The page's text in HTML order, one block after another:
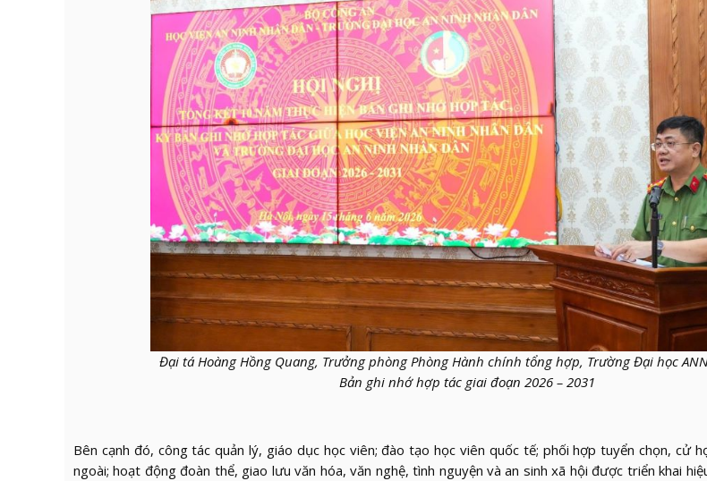
Đại tá Hoàng Hồng Quang, Trưởng phòng Phòng Hành chính tổng hợp, Trường Đại học
Bản ghi nhớ hợp tác giai đoạn 2026 – 2031
Bên cạnh đó, công tác quản lý, giáo dục học viên; đào tạo học viên quốc tế; phối hợp tuyển chọn, cử
ngoài; hoạt động đoàn thể, giao lưu văn hóa, văn nghệ, tình nguyện và an sinh xã hội được triển khai